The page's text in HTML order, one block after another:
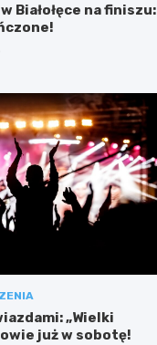
Białołęce na finiszu:
„Wielki
już w sobotę!